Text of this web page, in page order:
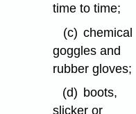
time to time;
(c) chemical
goggles and
rubber gloves;
(d) boots,
slicker or